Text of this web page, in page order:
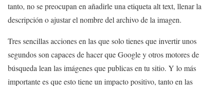
tanto, no se preocupan en añadirle una etiqueta alt text, llenar la
descripción o ajustar el nombre del archivo de la imagen.
Tres sencillas acciones en las que solo tienes que invertir unos
segundos son capaces de hacer que Google y otros motores de
búsqueda lean las imágenes que publicas en tu sitio. Y lo más
importante es que esto tiene un impacto positivo, tanto en las